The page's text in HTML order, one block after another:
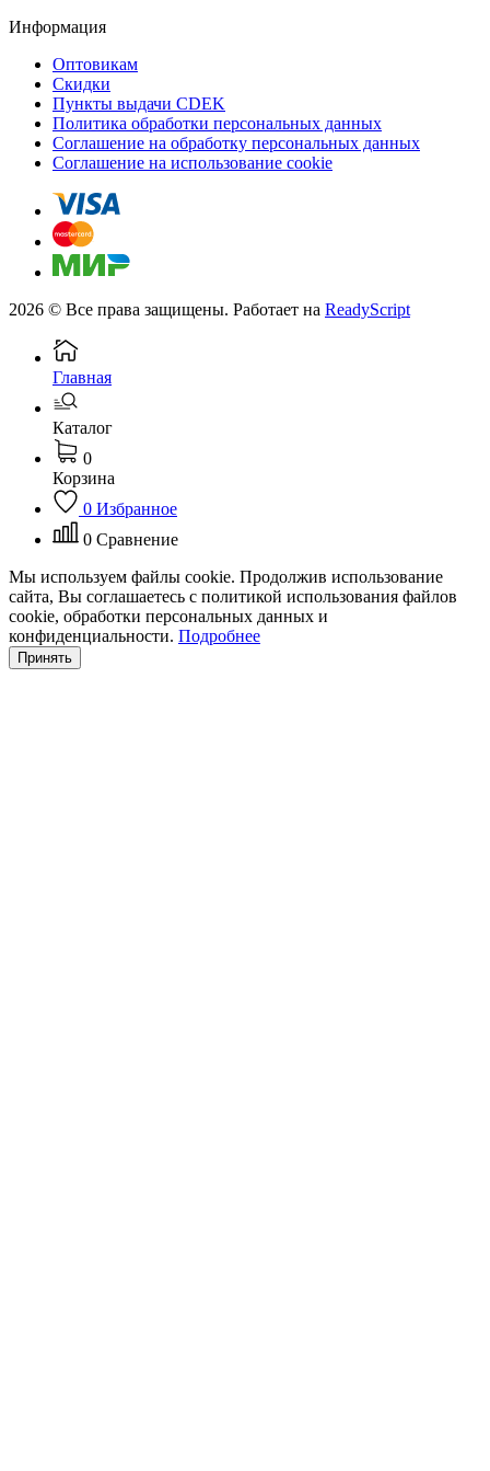
Информация
Оптовикам
Скидки
Пункты выдачи CDEK
Политика обработки персональных данных
Соглашение на обработку персональных данных
Соглашение на использование cookie
2026 © Все права защищены. Работает на ReadyScript
Главная
Каталог
0
Корзина
0 Избранное
0 Сравнение
Мы используем файлы cookie. Продолжив использование
сайта, Вы соглашаетесь с политикой использования файлов
cookie, обработки персональных данных и
конфиденциальности. Подробнее
Принять